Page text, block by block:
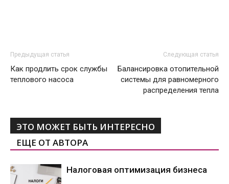
Предыдущая статья
Как продлить срок службы
теплового насоса
Следующая статья
Балансировка отопительной
системы для равномерного
распределения тепла
ЭТО МОЖЕТ БЫТЬ ИНТЕРЕСНО
ЕЩЕ ОТ АВТОРА
Налоговая оптимизация бизнеса